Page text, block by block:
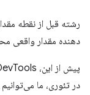
رشته قبل از نقطه
دهنده مقدار واقعی
در تئوری، ما